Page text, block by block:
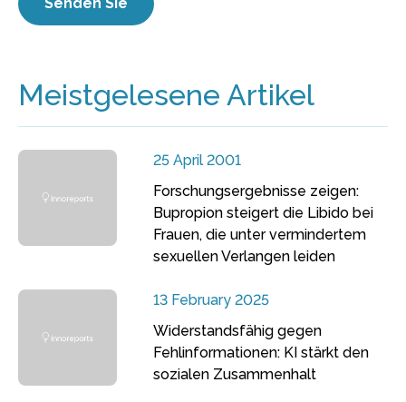
Meistgelesene Artikel
25 April 2001
Forschungsergebnisse zeigen:
Bupropion steigert die Libido bei
Frauen, die unter vermindertem
sexuellen Verlangen leiden
13 February 2025
Widerstandsfähig gegen
Fehlinformationen: KI stärkt den
sozialen Zusammenhalt